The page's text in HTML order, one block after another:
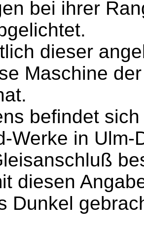
bei ihrer
dieser
Maschine
befindet
Werke in
diesen
Dunkel